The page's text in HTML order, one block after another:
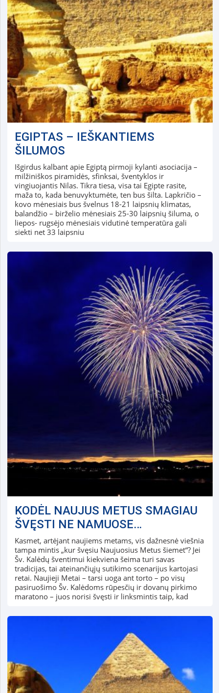
EGIPTAS – IEŠKANTIEMS
ŠILUMOS
Išgirdus kalbant apie Egiptą pirmoji kylanti asociacija –
milžiniškos piramidės, sfinksai, šventyklos ir
vingiuojantis Nilas. Tikra tiesa, visa tai Egipte rasite,
maža to, kada benuvyktumėte, ten bus šilta. Lapkričio –
kovo mėnesiais bus švelnus 18-21 laipsnių klimatas,
balandžio – birželio mėnesiais 25-30 laipsnių šiluma, o
liepos- rugsėjo mėnesiais vidutinė temperatūra gali
siekti net 33 laipsniu
KODĖL NAUJUS METUS SMAGIAU
ŠVĘSTI NE NAMUOSE…
Kasmet, artėjant naujiems metams, vis dažnesnė viešnia
tampa mintis „kur švęsiu Naujuosius Metus šiemet“? Jei
Šv. Kalėdų šventimui kiekviena šeima turi savas
tradicijas, tai ateinančiųjų sutikimo scenarijus kartojasi
retai. Naujieji Metai – tarsi uoga ant torto – po visų
pasiruošimo Šv. Kalėdoms rūpesčių ir dovanų pirkimo
maratono – juos norisi švęsti ir linksmintis taip, kad